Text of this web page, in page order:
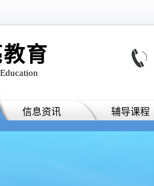
育
信息资讯 辅导课程